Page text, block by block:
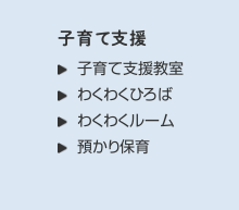
子育て支援
子育て支援教室
わくわくひろば
わくわくルーム
預かり保育